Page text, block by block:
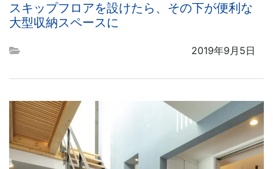
スキップフロアを設けたら、その下が便利な
大型収納スペースに
2019年9月5日